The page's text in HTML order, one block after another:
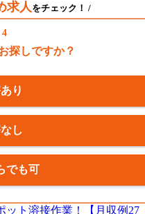
求人をチェック！ /
4
探しですか？
り
し
でも可